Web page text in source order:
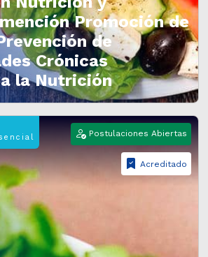
Promoción de
de
Crónicas
la Nutrición
Acreditado
Postulaciones Abiertas